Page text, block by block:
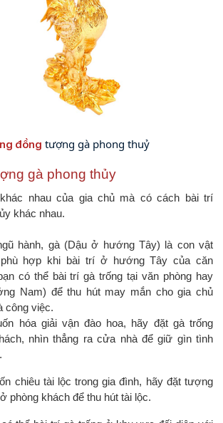
đồng tượng gà phong thuỷ
gà phong thủy
nhau của gia chủ mà có cách bài trí
khác nhau.
hành, gà (Dậu ở hướng Tây) là con vật
hợp khi bài trí ở hướng Tây của căn
có thể bài trí gà trống tại văn phòng hay
Nam) để thu hút may mắn cho gia chủ
công việc.
hóa giải vận đào hoa, hãy đặt gà trống
nhìn thẳng ra cửa nhà để giữ gìn tình
chiêu tài lộc trong gia đình, hãy đặt tượng
phòng khách để thu hút tài lộc.